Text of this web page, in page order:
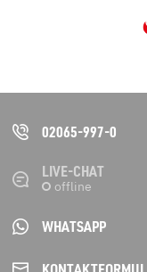
02065-997-0
LIVE-CHAT
WHATSAPP